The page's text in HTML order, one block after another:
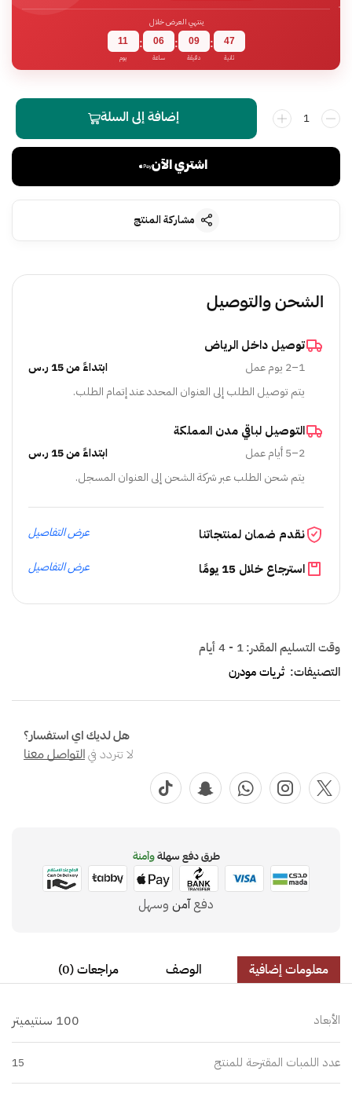
ينتهي العرض خلال
11
يوم
: 06
ساعة
: 09
دقيقة
: 46
ثانية
إضافة إلى السلة
اشتري الآن
مشاركة المنتج
الشحن والتوصيل
توصيل داخل الرياض
1–2 يوم عمل
ابتداءً من 15 ر.س
يتم توصيل الطلب إلى العنوان المحدد عند إتمام الطلب.
التوصيل لباقي مدن المملكة
2–5 أيام عمل
ابتداءً من 15 ر.س
يتم شحن الطلب عبر شركة الشحن إلى العنوان المسجل.
نقدم ضمان لمنتجاتنا عرض التفاصيل
استرجاع خلال 15 يومًا عرض التفاصيل
وقت التسليم المقدر:1 - 4 أيام
التصنيفات: ثريات مودرن
هل لديك اي استفسار؟
لا تتردد فيالتواصل معنا
طرق دفع سهلةوآمنة
دفعآمن وسهل
معلومات إضافية الوصف مراجعات (0)
الأبعاد 100 سنتيميتر
عدد اللمبات المقترحة للمنتج 15